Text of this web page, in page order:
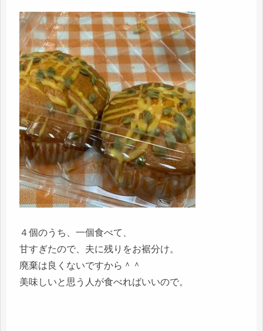
４個のうち、一個食べて、
甘すぎたので、夫に残りをお裾分け。
廃棄は良くないですから＾＾
美味しいと思う人が食べればいいので。